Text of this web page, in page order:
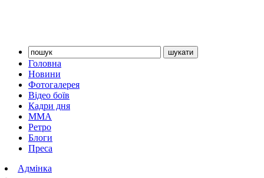
Головна
Новини
Фотогалерея
Відео боїв
Кадри дня
ММА
Ретро
Блоги
Преса
Адмінка